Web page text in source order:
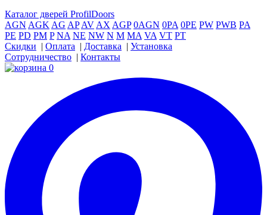
Каталог дверей ProfilDoors
AGN AGKAG APAVAXAGP 0AGN 0PA 0PE PW PWB PA
PE PD PM P NA NE NW N M MA VA VT PT
Скидки
Оплата Доставка
Установка
Сотрудничество
Контакты
0